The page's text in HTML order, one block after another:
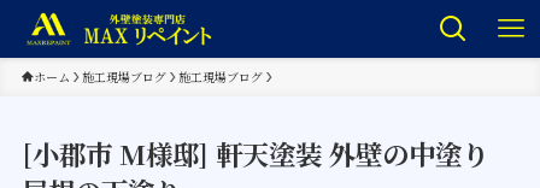
ホーム 施工現場ブログ 施工現場ブログ
[小郡市 M様邸] 軒天塗装 外壁の中塗り